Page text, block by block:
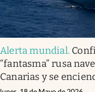
Alerta mundial.
“fantasma” rusa
Canarias y se